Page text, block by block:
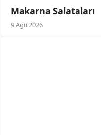
Makarna Salataları
9 Ağu 2026